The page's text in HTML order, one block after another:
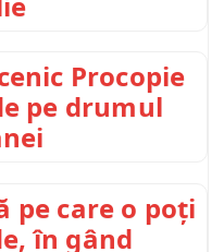
Procopie
pe drumul
pe care o poți
în gând